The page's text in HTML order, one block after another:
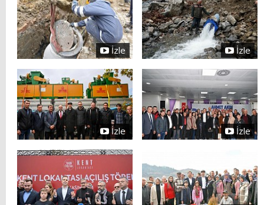
İzle İzle
İzle İzle